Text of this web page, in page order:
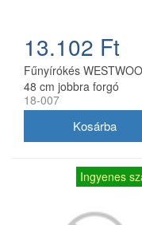
13.102 Ft
Fűnyírókés
48 cm jobbra forgó
18-007
Ingyenes